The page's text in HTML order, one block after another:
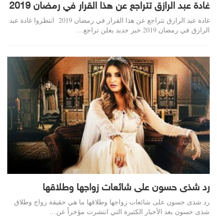
غادة عبد الرازق تتراجع عن هذا القرار في رمضان 2019
غادة عبد الرازق تتراجع عن هذا القرار في رمضان 2019 انتظروا غادة عبد
الرازق في رمضان 2019 خبر جديد يعلن تراجع…
رد شذى حسون على شائعات زواجها وطلاقها
رد شذى حسون على شائعات زواجها وطلاقها ما هي حقيقة زواج وطلاق
شذى حسون بعد الأخبار الكثيرة التي انتشرت مؤخراً عن…